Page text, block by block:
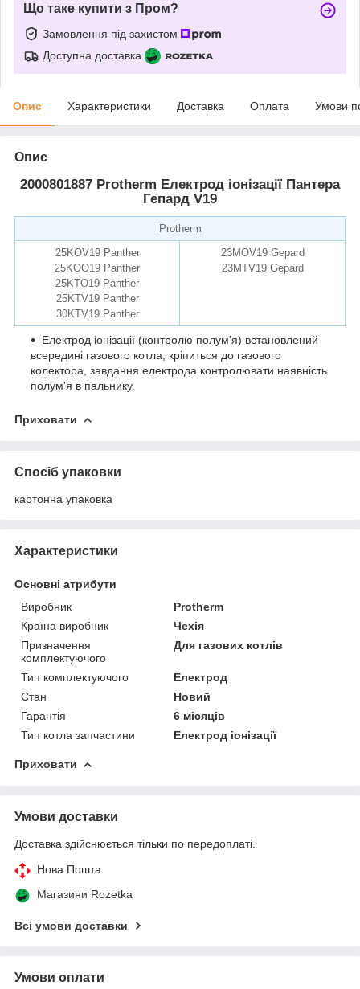
Що таке купити з Пром?
Замовлення під захистом
Доступна доставка
Опис Характеристики Доставка Оплата Умови
Опис
2000801887 Protherm Електрод іонізації Пантера
Гепард V19
Protherm
25KOV19 Panther
25KOO19 Panther
25KTO19 Panther
25KTV19 Panther
30KTV19 Panther
23MOV19 Gepard
23MTV19 Gepard
Електрод іонізації (контролю полум'я) встановлений
всередині газового котла, кріпиться до газового
колектора, завдання електрода контролювати наявність
полум'я в пальнику.
Приховати
Спосіб упаковки
картонна упаковка
Характеристики
Основні атрибути
Виробник
Protherm
Країна виробник
Чехія
Призначення
комплектуючого
Для газових котлів
Тип комплектуючого
Електрод
Стан
Новий
Гарантія
6 місяців
Тип котла запчастини
Електрод іонізації
Приховати
Умови доставки
Доставка здійснюється тільки по передоплаті.
Нова Пошта
Магазини Rozetka
Всі умови доставки
Умови оплати